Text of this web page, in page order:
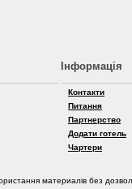
Інформація
Контакти
Питання
Партнерство
Додати готель
Чартери
материалів без